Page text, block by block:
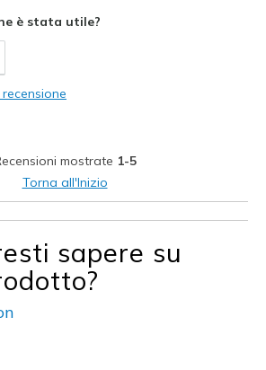
Shoes are for Wearing
è stata utile?
mostrate 1-5
Torna all'Inizio
sapere su